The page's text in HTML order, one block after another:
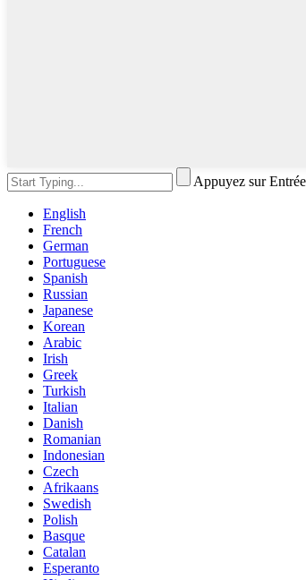
Appuyez sur
English
French
German
Portuguese
Spanish
Russian
Japanese
Korean
Arabic
Irish
Greek
Turkish
Italian
Danish
Romanian
Indonesian
Czech
Afrikaans
Swedish
Polish
Basque
Catalan
Esperanto